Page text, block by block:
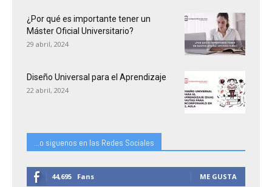
¿Por qué es importante tener un
Máster Oficial Universitario?
29 abril, 2024
Diseño Universal para el Aprendizaje
22 abril, 2024
...o siguenos en las Redes Sociales
44,695 Fans ME GUSTA